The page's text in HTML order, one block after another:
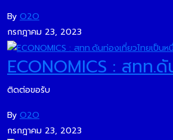
By O2O
กรกฎาคม 23, 2023
ECONOMICS : สทท.
ติดต่อขอรับ
By O2O
กรกฎาคม 23, 2023